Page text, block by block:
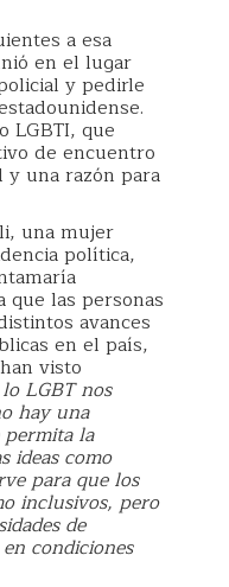
a esa
en el lugar
y pedirle
LGBTI, que
de encuentro
una razón para
una mujer
política,
que las personas
avances
en el país,
visto
LGBT nos
hay una
permita la
ideas como
para que los
inclusivos, pero
de
condiciones